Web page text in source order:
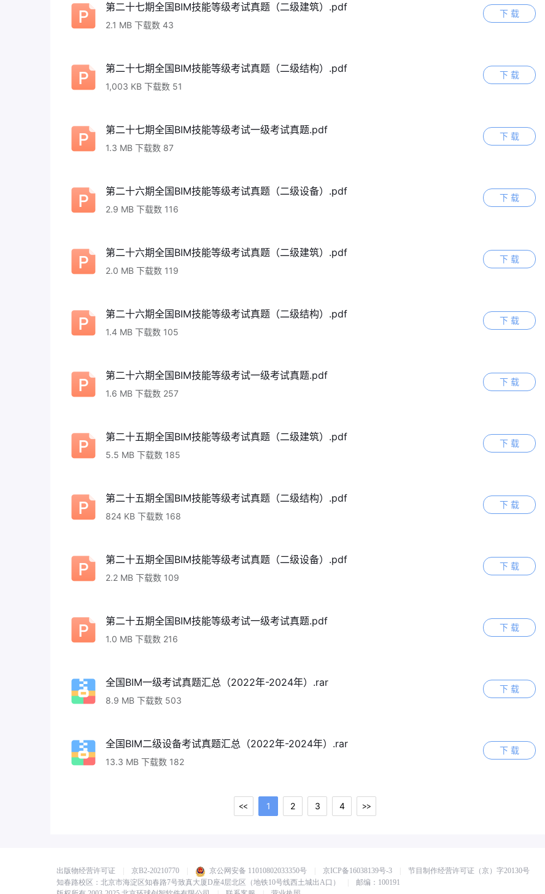
第二十七期全国BIM技能等级考试真题（二级建筑）.pdf
2.1 MB 下载数 43
下 载
第二十七期全国BIM技能等级考试真题（二级结构）.pdf
1,003 KB 下载数 51
下 载
第二十七期全国BIM技能等级考试一级考试真题.pdf
1.3 MB 下载数 87
下 载
第二十六期全国BIM技能等级考试真题（二级设备）.pdf
2.9 MB 下载数 116
下 载
第二十六期全国BIM技能等级考试真题（二级建筑）.pdf
2.0 MB 下载数 119
下 载
第二十六期全国BIM技能等级考试真题（二级结构）.pdf
1.4 MB 下载数 105
下 载
第二十六期全国BIM技能等级考试一级考试真题.pdf
1.6 MB 下载数 257
下 载
第二十五期全国BIM技能等级考试真题（二级建筑）.pdf
5.5 MB 下载数 185
下 载
第二十五期全国BIM技能等级考试真题（二级结构）.pdf
824 KB 下载数 168
下 载
第二十五期全国BIM技能等级考试真题（二级设备）.pdf
2.2 MB 下载数 109
下 载
第二十五期全国BIM技能等级考试一级考试真题.pdf
1.0 MB 下载数 216
下 载
全国BIM一级考试真题汇总（2022年-2024年）.rar
8.9 MB 下载数 503
下 载
全国BIM二级设备考试真题汇总（2022年-2024年）.rar
13.3 MB 下载数 182
下 载
1 2 3 4
出版物经营许可证 京B2-20210770 京公网安备 11010802033350号 京ICP备16038139号-3
节目制作经营许可证（京）字20130号
知春路校区：北京市海淀区知春路7号致真大厦D座4层北区（地铁10号线西土城出A口）
邮编：100191